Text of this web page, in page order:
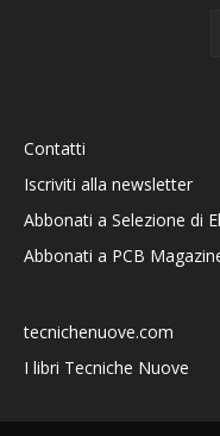
Contatti
Iscriviti alla newsletter
Abbonati a Selezione di
Abbonati a PCB
tecnichenuove.com
I libri Tecniche Nuove